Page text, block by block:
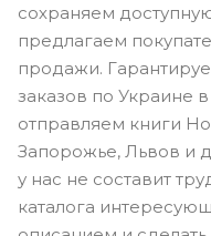
сохраняем
предлагаем
продажи.
заказов по Украине
отправляем книги
Запорожье, Львов и
у нас не составит
каталога